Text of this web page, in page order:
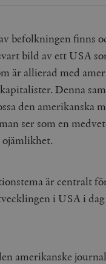
befolkningen finns
bild av ett USA
är allierad med
Denna
den amerikanska
ser som en
ojämlikhet.
är centralt
i USA i
amerikanske